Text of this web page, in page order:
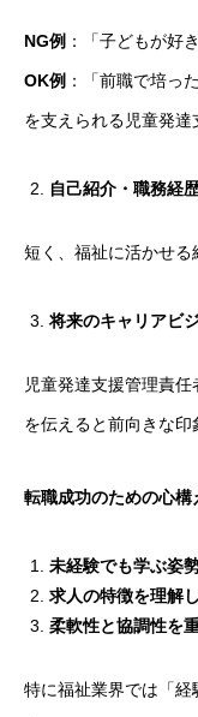
NG例 ：「子どもが好
OK例 ：「前職で培っ
を支えられる児童発達
自己紹介・職務経
短く、福祉に活かせる
将来のキャリアビ
児童発達支援管理責
を伝えると前向きな印
転職成功のための心構
未経験でも学ぶ姿
求人の特徴を理解
柔軟性と協調性を
特に福祉業界では「